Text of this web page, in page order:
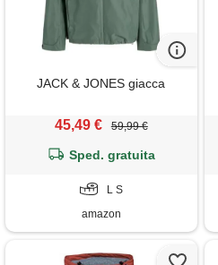
JACK & JONES giacca
45,49 € 59,99 €
Sped. gratuita
L S
amazon